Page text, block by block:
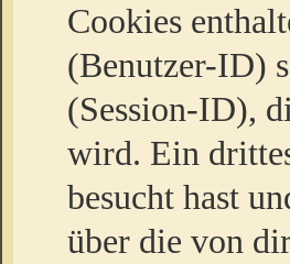
Cookies
(Benutzer-ID)
(Session-ID),
wird. Ein
besucht hast
über die von